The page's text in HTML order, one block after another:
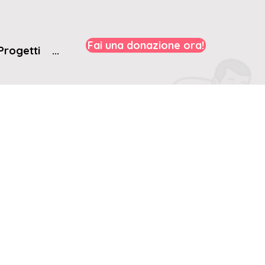
... Fai una donazione ora!